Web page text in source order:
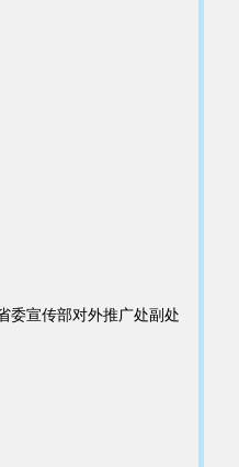
委宣传部对外推广处副处